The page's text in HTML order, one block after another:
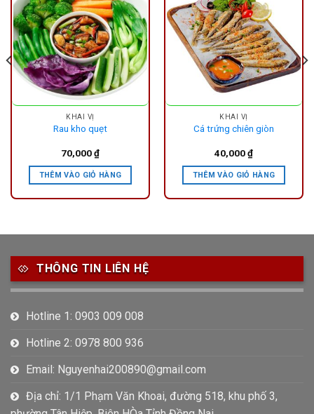
KHAI VỊ
Rau kho quẹt
70,000₫
THÊM VÀO GIỎ HÀNG
KHAI VỊ
Cá trứng chiên giòn
40,000₫
THÊM VÀO GIỎ HÀNG
THÔNG TIN LIÊN HỆ
Hotline 1: 0903 009 008
Hotline 2: 0978 800 936
Email: Nguyenhai200890@gmail.com
Địa chỉ: 1/1 Phạm Văn Khoai, đường 518, khu phố 3,